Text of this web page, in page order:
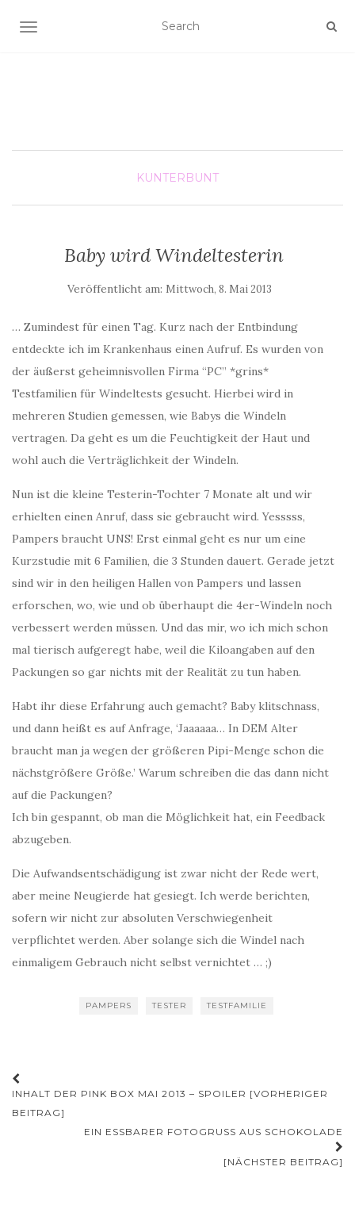
SCHALTE NAVIGATION
KUNTERBUNT
Baby wird Windeltesterin
Veröffentlicht am: Mittwoch, 8. Mai 2013
… Zumindest für einen Tag. Kurz nach der Entbindung
entdeckte ich im Krankenhaus einen Aufruf. Es wurden von
der äußerst geheimnisvollen Firma “PC” *grins*
Testfamilien für Windeltests gesucht. Hierbei wird in
mehreren Studien gemessen, wie Babys die Windeln
vertragen. Da geht es um die Feuchtigkeit der Haut und
wohl auch die Verträglichkeit der Windeln.
Nun ist die kleine Testerin-Tochter 7 Monate alt und wir
erhielten einen Anruf, dass sie gebraucht wird. Yesssss,
Pampers braucht UNS! Erst einmal geht es nur um eine
Kurzstudie mit 6 Familien, die 3 Stunden dauert. Gerade jetzt
sind wir in den heiligen Hallen von Pampers und lassen
erforschen, wo, wie und ob überhaupt die 4er-Windeln noch
verbessert werden müssen. Und das mir, wo ich mich schon
mal tierisch aufgeregt habe, weil die Kiloangaben auf den
Packungen so gar nichts mit der Realität zu tun haben.
Habt ihr diese Erfahrung auch gemacht? Baby klitschnass,
und dann heißt es auf Anfrage, ‘Jaaaaaa… In DEM Alter
braucht man ja wegen der größeren Pipi-Menge schon die
nächstgrößere Größe.’ Warum schreiben die das dann nicht
auf die Packungen?
Ich bin gespannt, ob man die Möglichkeit hat, ein Feedback
abzugeben.
Die Aufwandsentschädigung ist zwar nicht der Rede wert,
aber meine Neugierde hat gesiegt. Ich werde berichten,
sofern wir nicht zur absoluten Verschwiegenheit
verpflichtet werden. Aber solange sich die Windel nach
einmaligem Gebrauch nicht selbst vernichtet … ;)
PAMPERS TESTER TESTFAMILIE
Beitrags-
Navigation
INHALT DER PINK BOX MAI 2013 – SPOILER [VORHERIGER
BEITRAG]
EIN ESSBARER FOTOGRUSS AUS SCHOKOLADE
[NÄCHSTER BEITRAG]